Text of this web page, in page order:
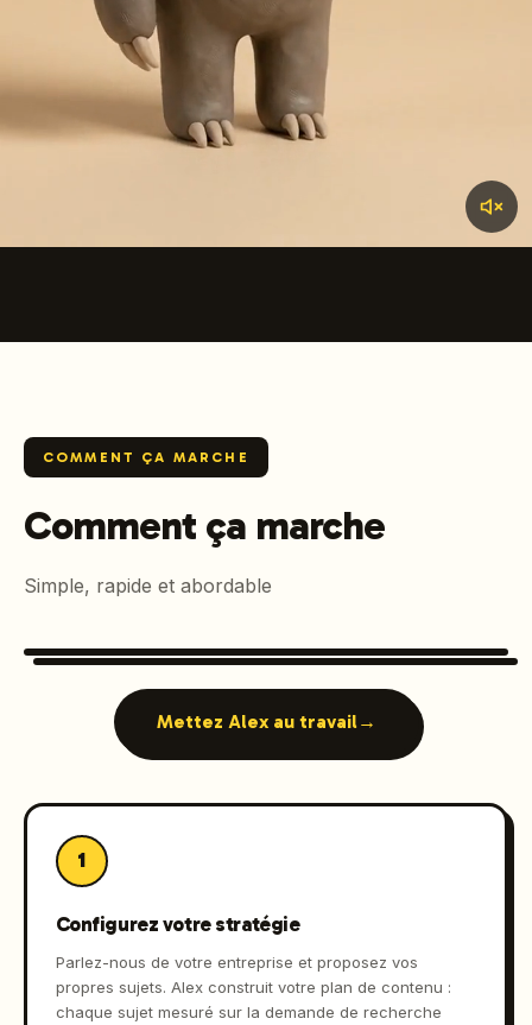
COMMENT ÇA MARCHE
Comment ça marche
Simple, rapide et abordable
Mettez Alex au travail→
1
Configurez votre stratégie
Parlez-nous de votre entreprise et proposez vos
propres sujets. Alex construit votre plan de contenu :
chaque sujet mesuré sur la demande de recherche